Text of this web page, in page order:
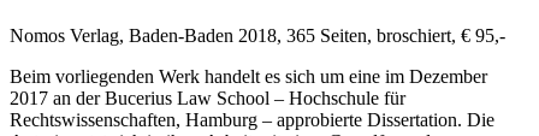
Nomos Verlag, Baden-Baden 2018, 365 Seiten, broschiert, € 95,-
Beim vorliegenden Werk handelt es sich um eine im Dezember
2017 an der Bucerius Law School – Hochschule für
Rechtswissenschaften, Hamburg – approbierte Dissertation. Die